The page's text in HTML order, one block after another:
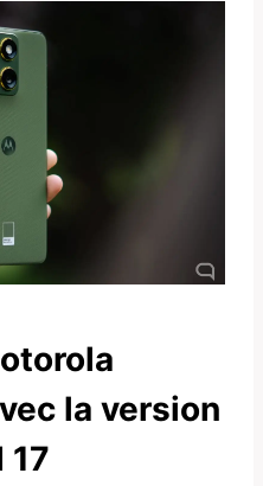
la version
17